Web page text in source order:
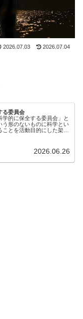
2026.07.03 2026.07.04
る委員会
学的に保全する委員会」と
う形のないものに科学とい
とを活動目的にした架空
2026.06.26